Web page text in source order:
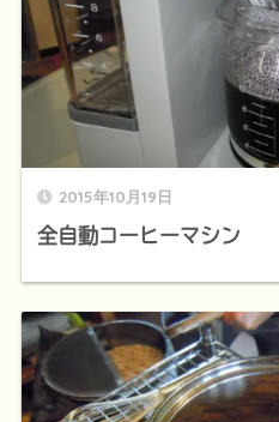
2015年10月19日
全自動コーヒーマシン